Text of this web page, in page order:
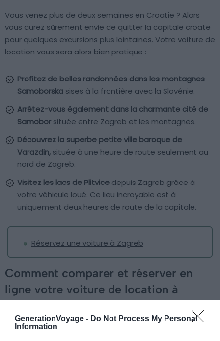
GenerationVoyage - Do Not Process My Personal
Information
Vous venez plus de deux semaines en Croatie ? Alors
vous aurez sûrement envie de quitter la capitale croate
pour quelques excursions plus lointaines. Votre voiture de
location vous sera alors bien pratique :
Profitez de belles randonnées dans les montagnes
Samoborska sises à la frontière avec la Slovénie.
Arrêtez-vous également dans la charmante cité de
Samobor située entre Zagreb et les montagnes.
Découvrez la superbe petite ville baroque de
Varazdin, située à une heure de route seulement au
nord de Zagreb.
Visitez les lacs de Plitvice depuis Zagreb grâce à
votre véhicule loué. Ce lieu incroyable est à
uniquement deux heures de route de la capitale.
Réservez une voiture à Zagreb
Comment comparer et réserver en
ligne votre voiture de location à